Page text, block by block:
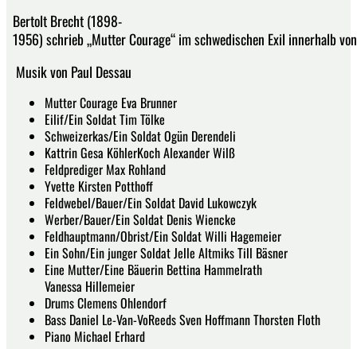
Bertolt Brecht (1898-
1956) schrieb „Mutter Courage“ im schwedischen Exil innerhalb
Musik von Paul Dessau
Mutter Courage Eva Brunner
Eilif/Ein Soldat Tim Tölke
Schweizerkas/Ein Soldat Ogün Derendeli
Kattrin Gesa KöhlerKoch Alexander Wilß
Feldprediger Max Rohland
Yvette Kirsten Potthoff
Feldwebel/Bauer/Ein Soldat David Lukowczyk
Werber/Bauer/Ein Soldat Denis Wiencke
Feldhauptmann/Obrist/Ein Soldat Willi Hagemeier
Ein Sohn/Ein junger Soldat Jelle Altmiks Till Bäsner
Eine Mutter/Eine Bäuerin Bettina Hammelrath
Vanessa Hillemeier
Drums Clemens Ohlendorf
Bass Daniel Le-Van-VoReeds Sven Hoffmann Thorsten Floth
Piano Michael Erhard